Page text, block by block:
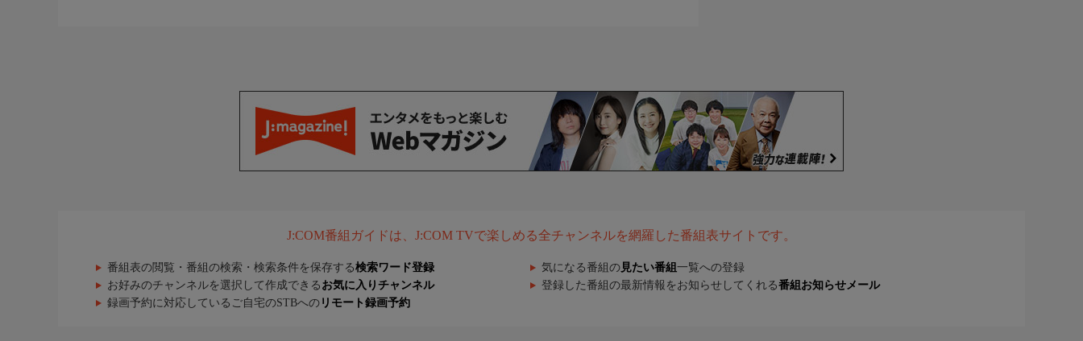
J:COM番組ガイドは、J:COM TVで楽しめる全チャンネルを網羅した番組表サイトです。
番組表の閲覧・番組の検索・検索条件を保存する検索ワード登録 気になる番組の 見たい番組 一覧への登録
お好みのチャンネルを選択して作成できる お気に入りチャンネル 登録した番組の最新情報をお知らせしてくれる番組お知らせメール
録画予約に対応しているご自宅のSTBへの リモート録画予約